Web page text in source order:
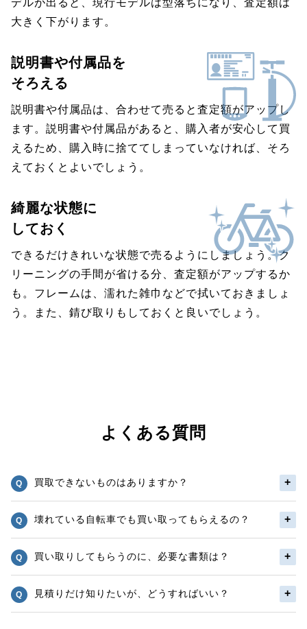
大きく下がります。
説明書や付属品を
そろえる
説明書や付属品は、合わせて売ると査定額がアップし
ます。説明書や付属品があると、購入者が安心して買
えるため、購入時に捨ててしまっていなければ、そろ
えておくとよいでしょう。
綺麗な状態に
しておく
できるだけきれいな状態で売るようにしましょう。ク
リーニングの手間が省ける分、査定額がアップするか
も。フレームは、濡れた雑巾などで拭いておきましょ
う。また、錆び取りもしておくと良いでしょう。
よくある質問
買取できないものはありますか？
壊れている自転車でも買い取ってもらえるの？
買い取りしてもらうのに、必要な書類は？
見積りだけ知りたいが、どうすればいい？